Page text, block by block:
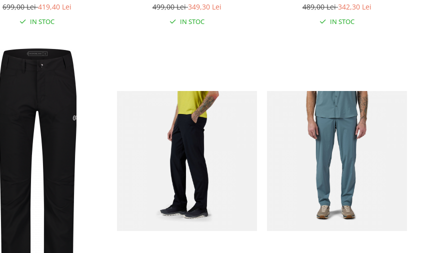
699,00 Lei419,40 Lei
IN STOC
499,00 Lei349,30 Lei
IN STOC
489,00 Lei342,30 Lei
IN STOC